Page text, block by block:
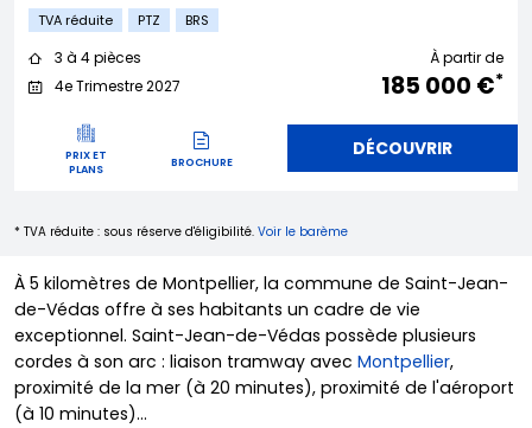
TVA réduite PTZ BRS
3 à 4 pièces
4e Trimestre 2027
À partir de
185 000 €*
PRIX ET
PLANS
BROCHURE
DÉCOUVRIR
* TVA réduite : sous réserve d'éligibilité. Voir le barème
À 5 kilomètres de Montpellier, la commune de Saint-Jean-
de-Védas offre à ses habitants un cadre de vie
exceptionnel. Saint-Jean-de-Védas possède plusieurs
cordes à son arc : liaison tramway avec Montpellier,
proximité de la mer (à 20 minutes), proximité de l'aéroport
(à 10 minutes)…